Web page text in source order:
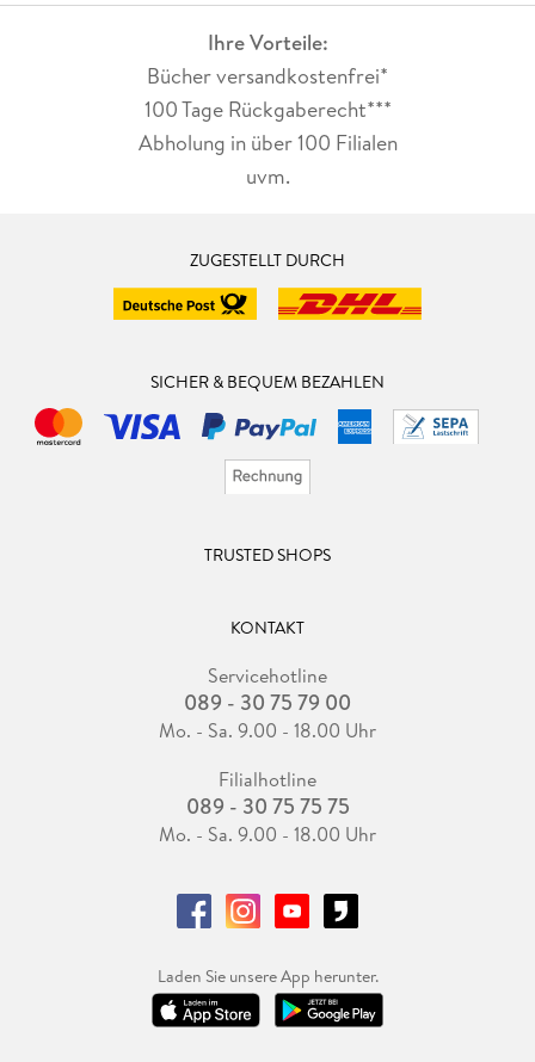
Ihre Vorteile:
Bücher versandkostenfrei*
100 Tage Rückgaberecht***
Abholung in über 100 Filialen
uvm.
ZUGESTELLT DURCH
SICHER & BEQUEM BEZAHLEN
TRUSTED SHOPS
KONTAKT
Servicehotline
089 - 30 75 79 00
Mo. - Sa. 9.00 - 18.00 Uhr
Filialhotline
089 - 30 75 75 75
Mo. - Sa. 9.00 - 18.00 Uhr
Laden Sie unsere App herunter.